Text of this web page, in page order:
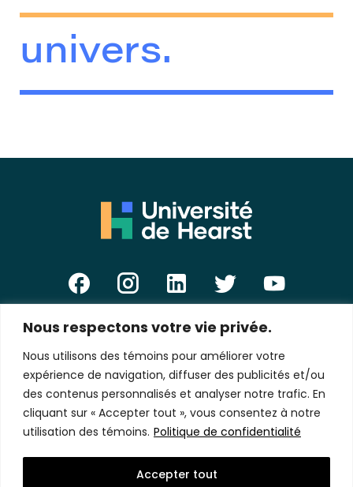
Nous respectons votre vie privée.
Nous utilisons des témoins pour améliorer votre
expérience de navigation, diffuser des publicités et/ou
des contenus personnalisés et analyser notre trafic. En
cliquant sur « Accepter tout », vous consentez à notre
utilisation des témoins. Politique de confidentialité
Accepter tout
univers.
E-
mail
*
Politique de confidentialité